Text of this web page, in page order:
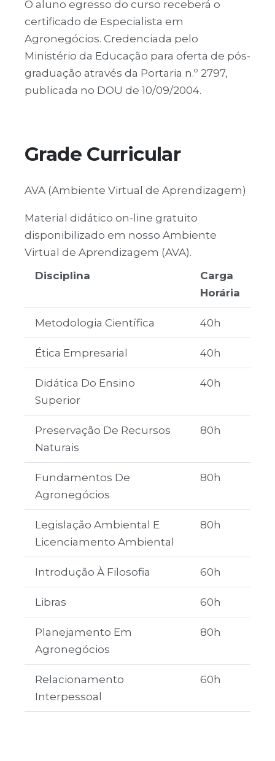
O aluno egresso do curso receberá o
certificado de Especialista em
Agronegócios. Credenciada pelo
Ministério da Educação para oferta de pós-
graduação através da Portaria n.º 2797,
publicada no DOU de 10/09/2004.
Grade Curricular
AVA (Ambiente Virtual de Aprendizagem)
Material didático on-line gratuito
disponibilizado em nosso Ambiente
Virtual de Aprendizagem (AVA).
Disciplina
Carga
Horária
Metodologia Científica 40h
Ética Empresarial 40h
Didática Do Ensino
Superior
40h
Preservação De Recursos
Naturais
80h
Fundamentos De
Agronegócios
80h
Legislação Ambiental E
Licenciamento Ambiental
80h
Introdução À Filosofia 60h
Libras 60h
Planejamento Em
Agronegócios
80h
Relacionamento
Interpessoal
60h